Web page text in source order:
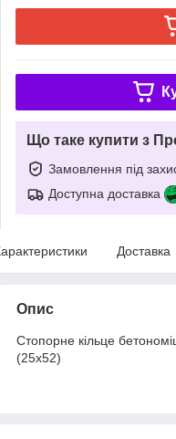
Що таке купити з
Замовлення під
Доступна доставка
Доставка
Опис
Стопорне кільце
(25х52)